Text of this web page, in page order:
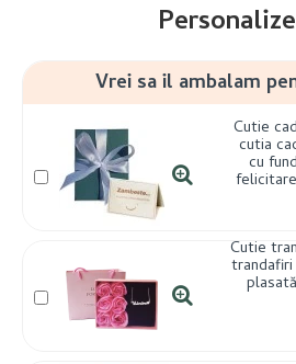
Vrei sa il ambalam
Cutie
cutia
cu
Cutie